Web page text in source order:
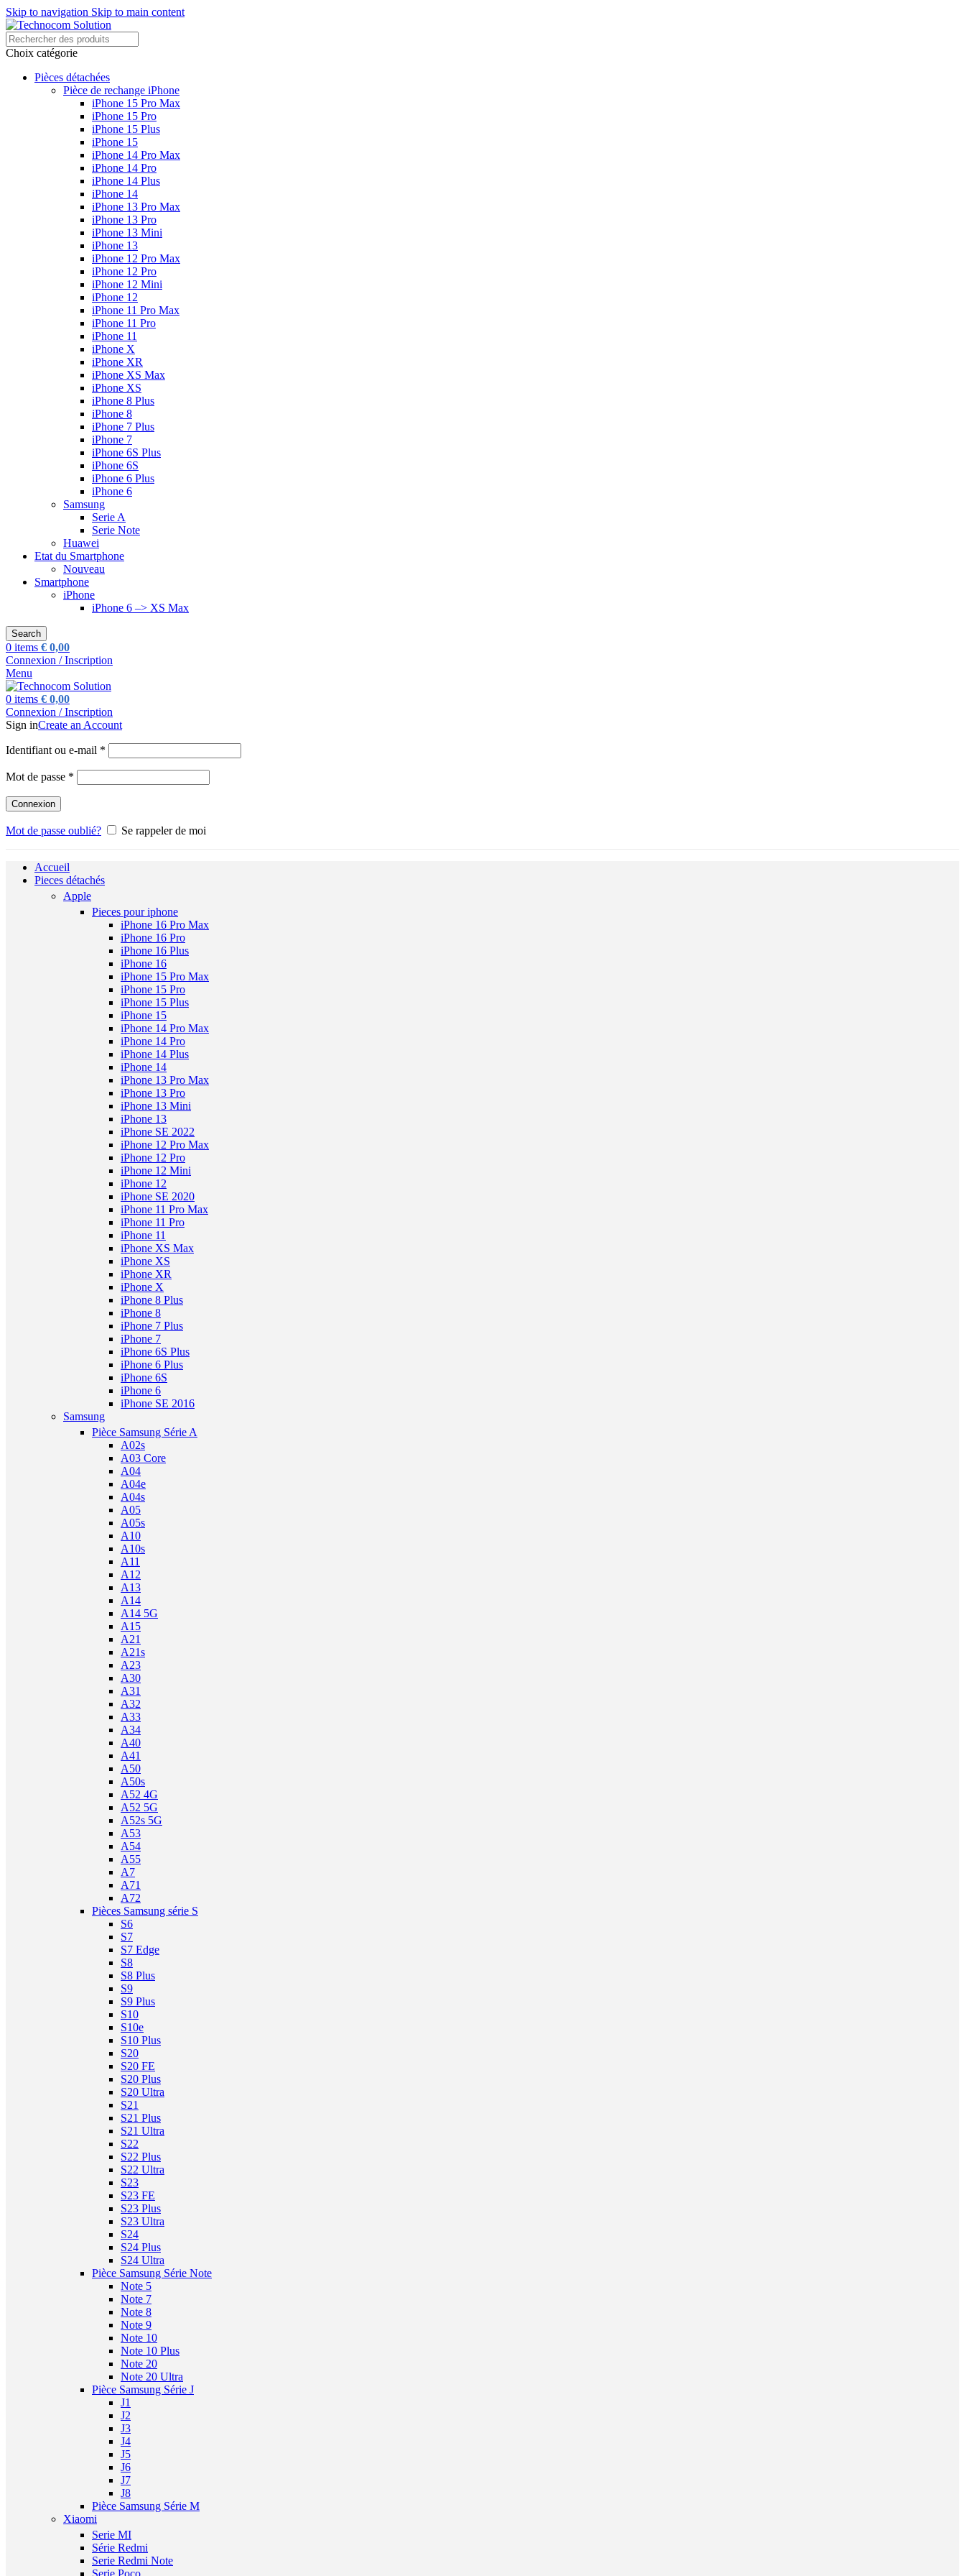
Skip to navigation Skip to main content
Choix catégorie
Pièces détachées
Pièce de rechange iPhone
iPhone 15 Pro Max
iPhone 15 Pro
iPhone 15 Plus
iPhone 15
iPhone 14 Pro Max
iPhone 14 Pro
iPhone 14 Plus
iPhone 14
iPhone 13 Pro Max
iPhone 13 Pro
iPhone 13 Mini
iPhone 13
iPhone 12 Pro Max
iPhone 12 Pro
iPhone 12 Mini
iPhone 12
iPhone 11 Pro Max
iPhone 11 Pro
iPhone 11
iPhone X
iPhone XR
iPhone XS Max
iPhone XS
iPhone 8 Plus
iPhone 8
iPhone 7 Plus
iPhone 7
iPhone 6S Plus
iPhone 6S
iPhone 6 Plus
iPhone 6
Samsung
Serie A
Serie Note
Huawei
Etat du Smartphone
Nouveau
Smartphone
iPhone
iPhone 6 –> XS Max
Search
0 items € 0,00
Connexion / Inscription
Menu
0 items € 0,00
Connexion / Inscription
Sign inCreate an Account
Identifiant ou e-mail *
Mot de passe *
Connexion
Mot de passe oublié? Se rappeler de moi
Accueil
Pieces détachés
Apple
Pieces pour iphone
iPhone 16 Pro Max
iPhone 16 Pro
iPhone 16 Plus
iPhone 16
iPhone 15 Pro Max
iPhone 15 Pro
iPhone 15 Plus
iPhone 15
iPhone 14 Pro Max
iPhone 14 Pro
iPhone 14 Plus
iPhone 14
iPhone 13 Pro Max
iPhone 13 Pro
iPhone 13 Mini
iPhone 13
iPhone SE 2022
iPhone 12 Pro Max
iPhone 12 Pro
iPhone 12 Mini
iPhone 12
iPhone SE 2020
iPhone 11 Pro Max
iPhone 11 Pro
iPhone 11
iPhone XS Max
iPhone XS
iPhone XR
iPhone X
iPhone 8 Plus
iPhone 8
iPhone 7 Plus
iPhone 7
iPhone 6S Plus
iPhone 6 Plus
iPhone 6S
iPhone 6
iPhone SE 2016
Samsung
Pièce Samsung Série A
A02s
A03 Core
A04
A04e
A04s
A05
A05s
A10
A10s
A11
A12
A13
A14
A14 5G
A15
A21
A21s
A23
A30
A31
A32
A33
A34
A40
A41
A50
A50s
A52 4G
A52 5G
A52s 5G
A53
A54
A55
A7
A71
A72
Pièces Samsung série S
S6
S7
S7 Edge
S8
S8 Plus
S9
S9 Plus
S10
S10e
S10 Plus
S20
S20 FE
S20 Plus
S20 Ultra
S21
S21 Plus
S21 Ultra
S22
S22 Plus
S22 Ultra
S23
S23 FE
S23 Plus
S23 Ultra
S24
S24 Plus
S24 Ultra
Pièce Samsung Série Note
Note 5
Note 7
Note 8
Note 9
Note 10
Note 10 Plus
Note 20
Note 20 Ultra
Pièce Samsung Série J
J1
J2
J3
J4
J5
J6
J7
J8
Pièce Samsung Série M
Xiaomi
Serie MI
Série Redmi
Serie Redmi Note
Serie Poco